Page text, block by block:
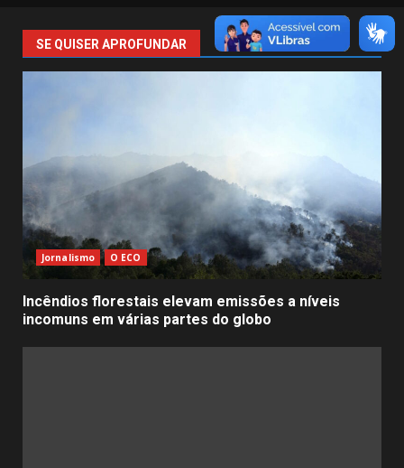
SE QUISER APROFUNDAR
Jornalismo O ECO
Incêndios florestais elevam emissões a níveis
incomuns em várias partes do globo